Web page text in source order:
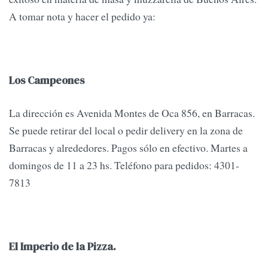
A tomar nota y hacer el pedido ya:
Los Campeones
La dirección es Avenida Montes de Oca 856, en Barracas.
Se puede retirar del local o pedir delivery en la zona de
Barracas y alrededores. Pagos sólo en efectivo. Martes a
domingos de 11 a 23 hs. Teléfono para pedidos: 4301-
7813
El Imperio de la Pizza.